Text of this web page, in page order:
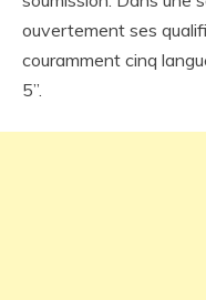
ouvertement ses
couramment cinq
5”.